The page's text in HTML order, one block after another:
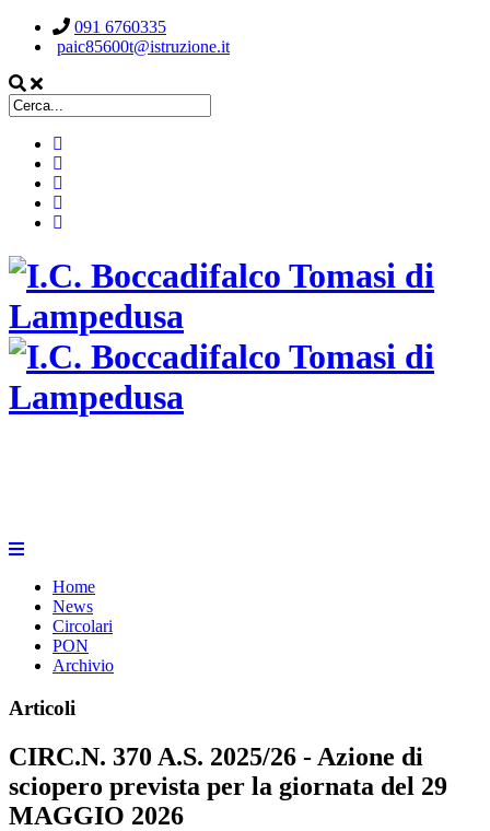
091 6760335
paic85600t@istruzione.it
Home
News
Circolari
PON
Archivio
Articoli
CIRC.N. 370 A.S. 2025/26 - Azione di
sciopero prevista per la giornata del 29
MAGGIO 2026